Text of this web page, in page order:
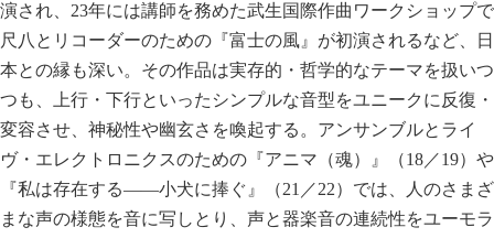
演され、23年には講師を務めた武生国際作曲ワークショップで
尺八とリコーダーのための『富士の風』が初演されるなど、日
本との縁も深い。その作品は実存的・哲学的なテーマを扱いつ
つも、上行・下行といったシンプルな音型をユニークに反復・
変容させ、神秘性や幽玄さを喚起する。アンサンブルとライ
ヴ・エレクトロニクスのための『アニマ（魂）』（18／19）や
『私は存在する――小犬に捧ぐ』（21／22）では、人のさまざ
まな声の様態を音に写しとり、声と器楽音の連続性をユーモラ